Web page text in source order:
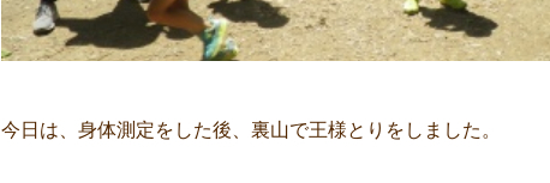
今日は、身体測定をした後、裏山で王様とりをしました。